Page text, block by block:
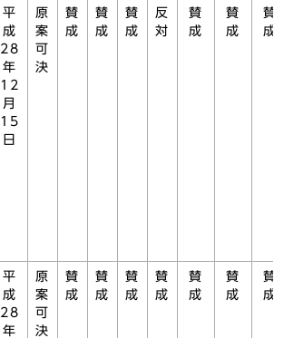
平
成
28
年
12
月
15
日
原
案
可
決
賛
成
賛
成
賛
成
反
対
賛
成
賛
成
賛
成
平
成
28
年
原
案
可
決
賛
成
賛
成
賛
成
賛
成
賛
成
賛
成
賛
成